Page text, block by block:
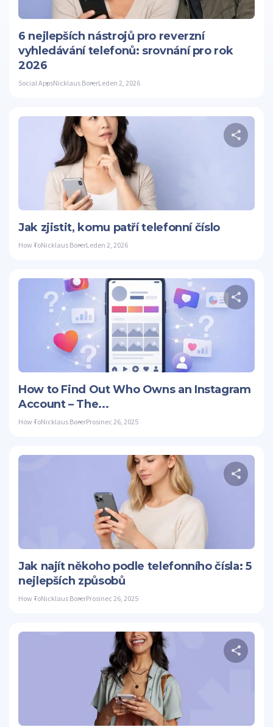
Twitter
6 nejlepších nástrojů pro reverzní
vyhledávání telefonů: srovnání pro rok
2026
Social AppsNicklaus BorerLeden 2, 2026
Twitter
Jak zjistit, komu patří telefonní číslo
How ToNicklaus BorerLeden 2, 2026
Twitter
How to Find Out Who Owns an Instagram
Account – The...
How ToNicklaus BorerProsinec 26, 2025
Twitter
Jak najít někoho podle telefonního čísla: 5
nejlepších způsobů
How ToNicklaus BorerProsinec 26, 2025